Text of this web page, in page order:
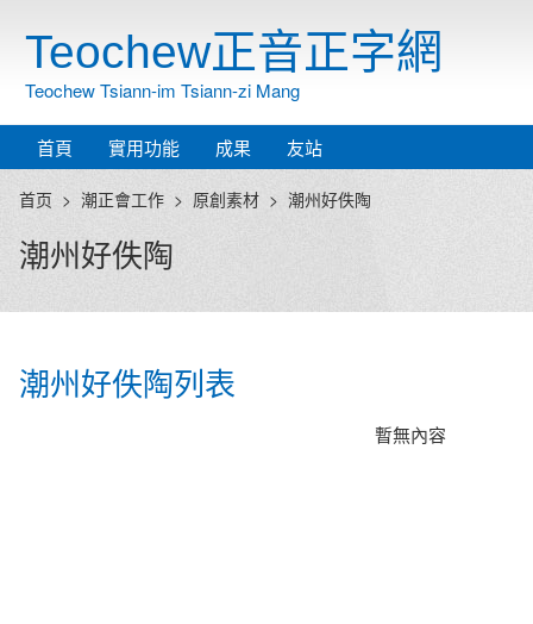
Teochew正音正字網
Teochew Tsiann-im Tsiann-zi Mang
首頁 實用功能 成果 友站
首页 潮正會工作 原創素材 潮州好佚陶
潮州好佚陶
潮州好佚陶列表
暫無內容